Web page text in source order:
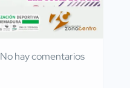
No hay comentarios